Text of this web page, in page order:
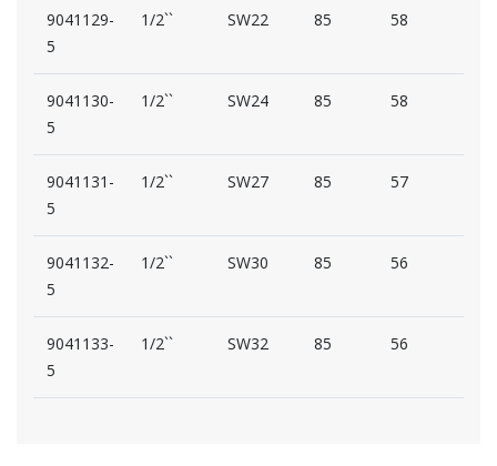
9041129-
5
1/2`` SW22 85 58
9041130-
5
1/2`` SW24 85 58
9041131-
5
1/2`` SW27 85 57
9041132-
5
1/2`` SW30 85 56
9041133-
5
1/2`` SW32 85 56